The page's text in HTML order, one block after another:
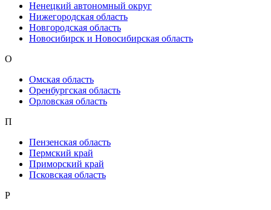
Ненецкий автономный округ
Нижегородская область
Новгородская область
Новосибирск и Новосибирская область
О
Омская область
Оренбургская область
Орловская область
П
Пензенская область
Пермский край
Приморский край
Псковская область
Р